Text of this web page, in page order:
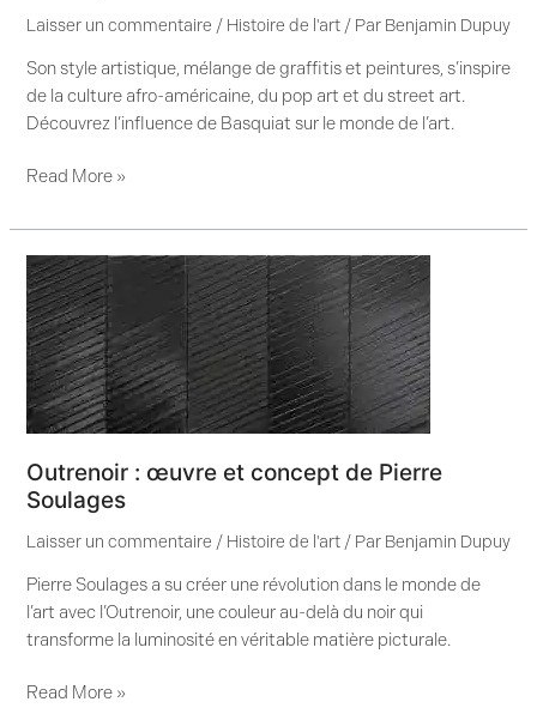
Laisser un commentaire / Histoire de l'art/ Par Benjamin Dupuy
Son style artistique, mélange de graffitis et peintures, s’inspire
de la culture afro-américaine, du pop art et du street art.
Découvrez l’influence de Basquiat sur le monde de l’art.
Read More »
Outrenoir : œuvre et concept de Pierre
Soulages
Laisser un commentaire / Histoire de l'art/ Par Benjamin Dupuy
Pierre Soulages a su créer une révolution dans le monde de
l’art avec l’Outrenoir, une couleur au-delà du noir qui
transforme la luminosité en véritable matière picturale.
Outrenoir
:
œuvre
et
concept
de
Pierre
Soulages
Read More »